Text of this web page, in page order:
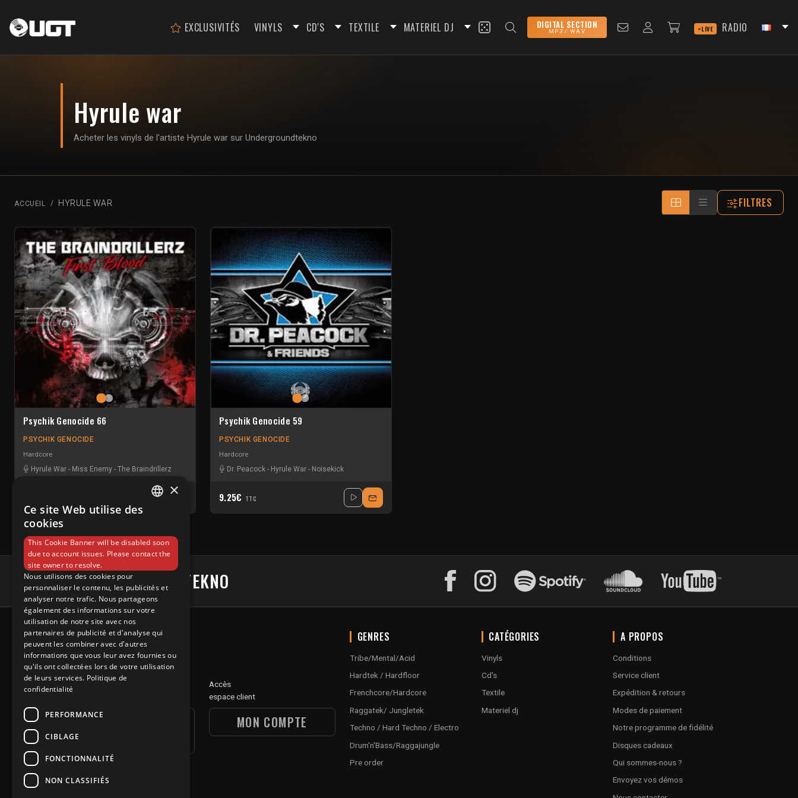
EXCLUSIVITÉS VINYLS CD'S TEXTILE MATERIEL DJ DIGITAL SECTION
MP3 / WAV LIVE RADIO
Hyrule war
Acheter les vinyls de l'artiste Hyrule war sur Undergroundtekno
ACCUEIL HYRULE WAR FILTRES
Psychik Genocide 66
PSYCHIK GENOCIDE
Hardcore
Hyrule War - Miss Enemy - The Braindrillerz
Psychik Genocide 59
PSYCHIK GENOCIDE
Hardcore
Dr. Peacock - Hyrule War - Noisekick
9.25€ TTC
#UNDERGROUNDTEKNO
Découvre
UGT DIGITAL
Accès
espace client
MON COMPTE
GENRES
Tribe/Mental/Acid
Hardtek / Hardfloor
Frenchcore/Hardcore
Raggatek/ Jungletek
Techno / Hard Techno / Electro
Drum'n'Bass/Raggajungle
Pre order
CATÉGORIES
Vinyls
Cd's
Textile
Materiel dj
A PROPOS
Conditions
Service client
Expédition & retours
Modes de paiement
Notre programme de fidélité
Disques cadeaux
Qui sommes-nous ?
Envoyez vos démos
×
Ce site Web utilise des
cookies
This Cookie Banner will be disabled soon
due to account issues. Please contact the
site owner to resolve.
Nous utilisons des cookies pour
personnaliser le contenu, les publicités et
analyser notre trafic. Nous partageons
également des informations sur votre
utilisation de notre site avec nos
partenaires de publicité et d'analyse qui
peuvent les combiner avec d'autres
informations que vous leur avez fournies ou
qu'ils ont collectées lors de votre utilisation
de leurs services. Politique de
confidentialité
PERFORMANCE
CIBLAGE
FONCTIONNALITÉ
NON CLASSIFIÉS